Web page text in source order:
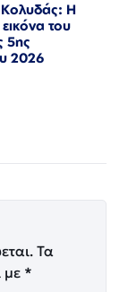
Η
του
5ης
2026
Τα
με *